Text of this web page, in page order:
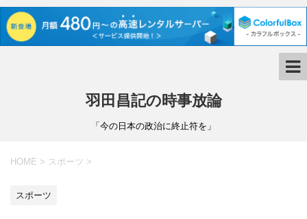
羽田昌記の時事放論
「今の日本の政治に終止符を」
HOME > スポーツ >
スポーツ